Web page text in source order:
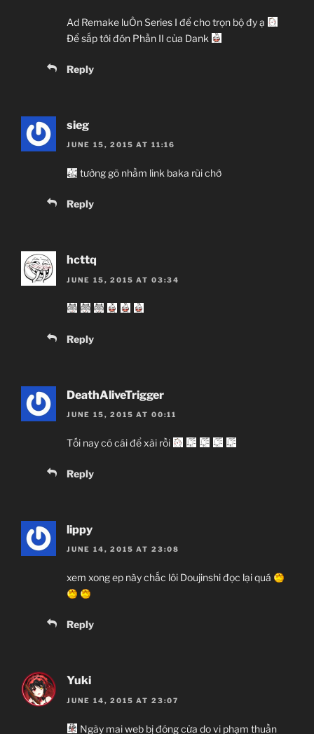
Ad Remake luÔn Series I để cho trọn bộ đy ạ
Để sắp tới đón Phần II của Dank
Reply
sieg
JUNE 15, 2015 AT 11:16
tưởng gõ nhầm link baka rùi chớ
Reply
hcttq
JUNE 15, 2015 AT 03:34
Reply
DeathAliveTrigger
JUNE 15, 2015 AT 00:11
Tối nay có cái để xài rồi
Reply
lippy
JUNE 14, 2015 AT 23:08
xem xong ep này chắc lôi Doujinshi đọc lại quá
Reply
Yuki
JUNE 14, 2015 AT 23:07
Ngày mai web bị đóng cửa do vi phạm thuần